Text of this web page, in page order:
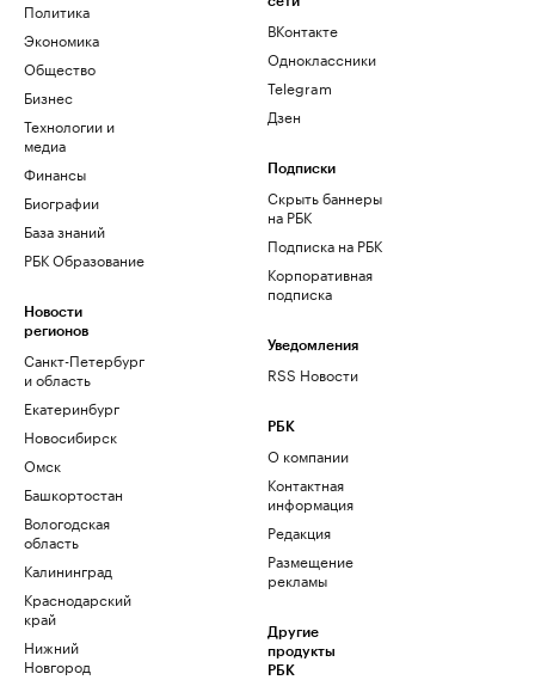
Политика
Экономика
Общество
Бизнес
Технологии и
медиа
Финансы
Биографии
База знаний
РБК Образование
Новости
регионов
Санкт-Петербург
и область
Екатеринбург
Новосибирск
Омск
Башкортостан
Вологодская
область
Калининград
Краснодарский
край
Нижний
Новгород
ВКонтакте
Одноклассники
Telegram
Дзен
Подписки
Скрыть баннеры
на РБК
Подписка на РБК
Корпоративная
подписка
Уведомления
RSS Новости
РБК
О компании
Контактная
информация
Редакция
Размещение
рекламы
Другие
продукты
РБК